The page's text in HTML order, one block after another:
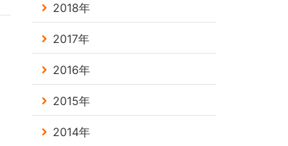
2018年
2017年
2016年
2015年
2014年